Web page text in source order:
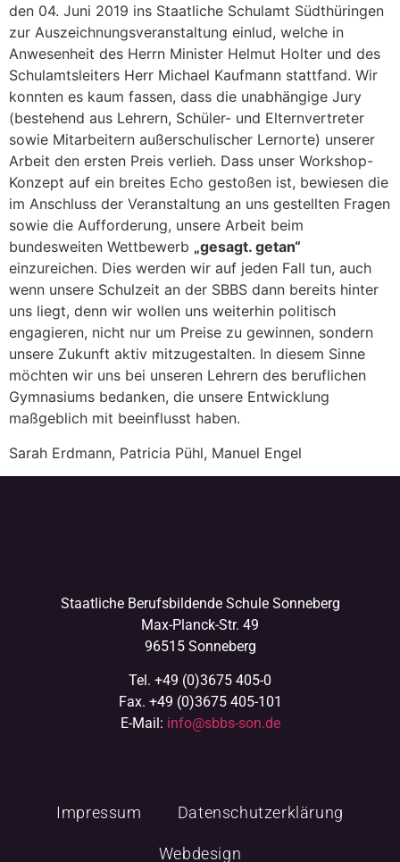
den 04. Juni 2019 ins Staatliche Schulamt Südthüringen
zur Auszeichnungsveranstaltung einlud, welche in
Anwesenheit des Herrn Minister Helmut Holter und des
Schulamtsleiters Herr Michael Kaufmann stattfand. Wir
konnten es kaum fassen, dass die unabhängige Jury
(bestehend aus Lehrern, Schüler- und Elternvertreter
sowie Mitarbeitern außerschulischer Lernorte) unserer
Arbeit den ersten Preis verlieh. Dass unser Workshop-
Konzept auf ein breites Echo gestoßen ist, bewiesen die
im Anschluss der Veranstaltung an uns gestellten Fragen
sowie die Aufforderung, unsere Arbeit beim
bundesweiten Wettbewerb „gesagt. getan“
einzureichen. Dies werden wir auf jeden Fall tun, auch
wenn unsere Schulzeit an der SBBS dann bereits hinter
uns liegt, denn wir wollen uns weiterhin politisch
engagieren, nicht nur um Preise zu gewinnen, sondern
unsere Zukunft aktiv mitzugestalten. In diesem Sinne
möchten wir uns bei unseren Lehrern des beruflichen
Gymnasiums bedanken, die unsere Entwicklung
maßgeblich mit beeinflusst haben.
Sarah Erdmann, Patricia Pühl, Manuel Engel
Staatliche Berufsbildende Schule Sonneberg
Max-Planck-Str. 49
96515 Sonneberg
Tel. +49 (0)3675 405-0
Fax. +49 (0)3675 405-101
E-Mail: info@sbbs-son.de
Impressum Datenschutzerklärung
Webdesign